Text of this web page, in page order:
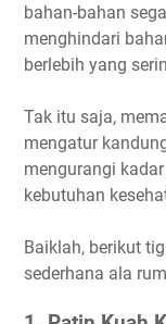
bahan-bahan
menghindari
berlebih yang
Tak itu saja,
mengatur
mengurangi
kebutuhan
Baiklah, berikut
sederhana ala